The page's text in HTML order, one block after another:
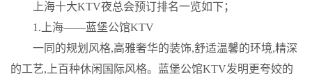
上海十大KTV夜总会预订排名一览如下；
1.上海——蓝堡公馆KTV
一同的规划风格,高雅奢华的装饰,舒适温馨的环境,精深
的工艺,上百种休闲国际风格。蓝堡公馆KTV发明更夸姣的